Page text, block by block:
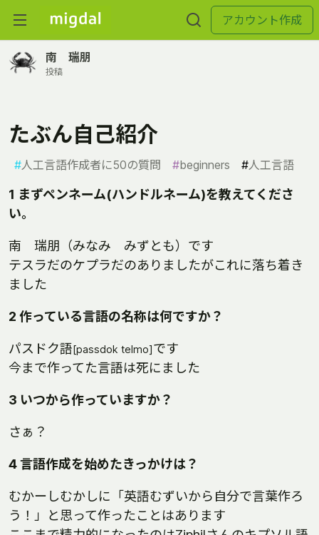
アカウント作成
南 瑞朋
投稿
たぶん自己紹介
#人工言語作成者に50の質問 #beginners #人工言語
1 まずペンネーム(ハンドルネーム)を教えてくださ
い。
南 瑞朋（みなみ みずとも）です
テスラだのケプラだのありましたがこれに落ち着き
ました
2 作っている言語の名称は何ですか？
パスドク語[passdok telmo]です
今まで作ってた言語は死にました
3 いつから作っていますか？
さぁ？
4 言語作成を始めたきっかけは？
むかーしむかしに「英語むずいから自分で言葉作ろ
う！」と思って作ったことはあります